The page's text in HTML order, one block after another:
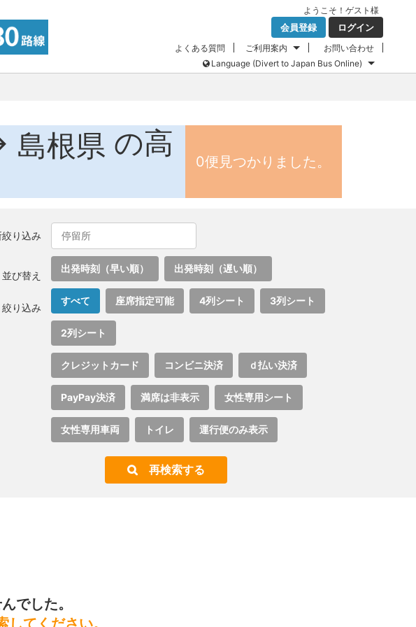
ようこそ！ ゲスト 様
会員登録 ログイン
よくある質問 ご利用案内
お問い合わせ
Language (Divert to Japan Bus Online)
島根県 の高
0便見つかりました。
り込み
並び替え
出発時刻（早い順） 出発時刻（遅い順）
絞り込み
すべて 座席指定可能 4列シート 3列シート
2列シート
クレジットカード コンビニ決済 ｄ払い決済
PayPay決済 満席は非表示 女性専用シート
女性専用車両 トイレ 運行便のみ表示
再検索する
でした。
てください。